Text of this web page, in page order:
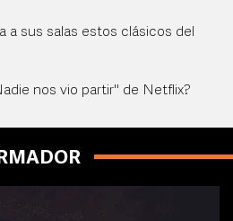
a sus salas estos clásicos del
nos vio partir" de Netflix?